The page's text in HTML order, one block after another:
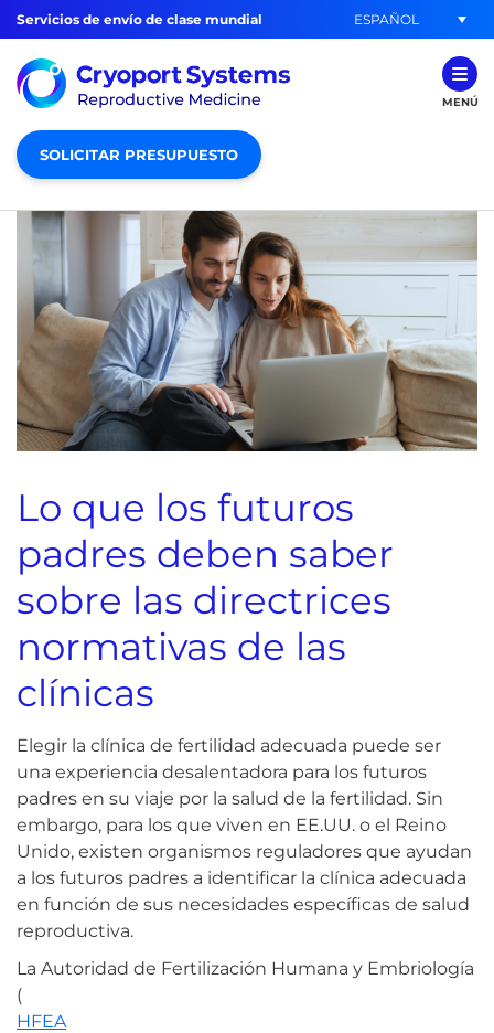
Servicios de envío de clase mundial ESPAÑOL
MENÚ
SOLICITAR PRESUPUESTO
Lo que los futuros
padres deben saber
sobre las directrices
normativas de las
clínicas
Elegir la clínica de fertilidad adecuada puede ser
una experiencia desalentadora para los futuros
padres en su viaje por la salud de la fertilidad. Sin
embargo, para los que viven en EE.UU. o el Reino
Unido, existen organismos reguladores que ayudan
a los futuros padres a identificar la clínica adecuada
en función de sus necesidades específicas de salud
reproductiva.
La Autoridad de Fertilización Humana y Embriología
(
HFEA